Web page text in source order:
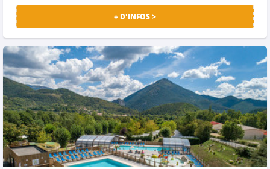
+ D'INFOS >